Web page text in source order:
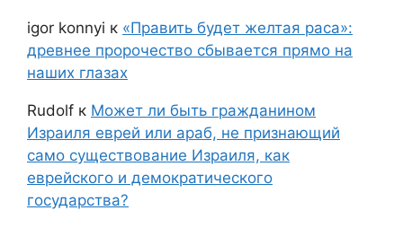
igor konnyi к «Править будет желтая раса»:
древнее пророчество сбывается прямо на
наших глазах
Rudolf к Может ли быть гражданином
Израиля еврей или араб, не признающий
само существование Израиля, как
еврейского и демократического
государства?